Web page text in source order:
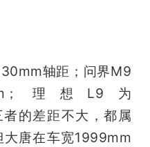
轴距；问界M9
；理想L9为
的差距不大，都属
唐在车宽1999mm